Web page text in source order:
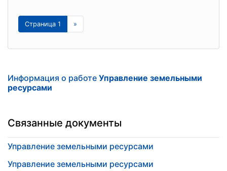
Страница 1 »
Информация о работе Управление земельными
ресурсами
Связанные документы
Управление земельными ресурсами
Управление земельными ресурсами